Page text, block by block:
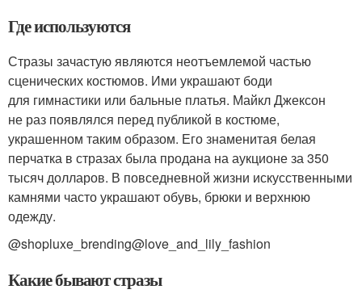
Где используются
Стразы зачастую являются неотъемлемой частью
сценических костюмов. Ими украшают боди
для гимнастики или бальные платья. Майкл Джексон
не раз появлялся перед публикой в костюме,
украшенном таким образом. Его знаменитая белая
перчатка в стразах была продана на аукционе за 350
тысяч долларов. В повседневной жизни искусственными
камнями часто украшают обувь, брюки и верхнюю
одежду.
@shopluxe_brending@love_and_lily_fashion
Какие бывают стразы